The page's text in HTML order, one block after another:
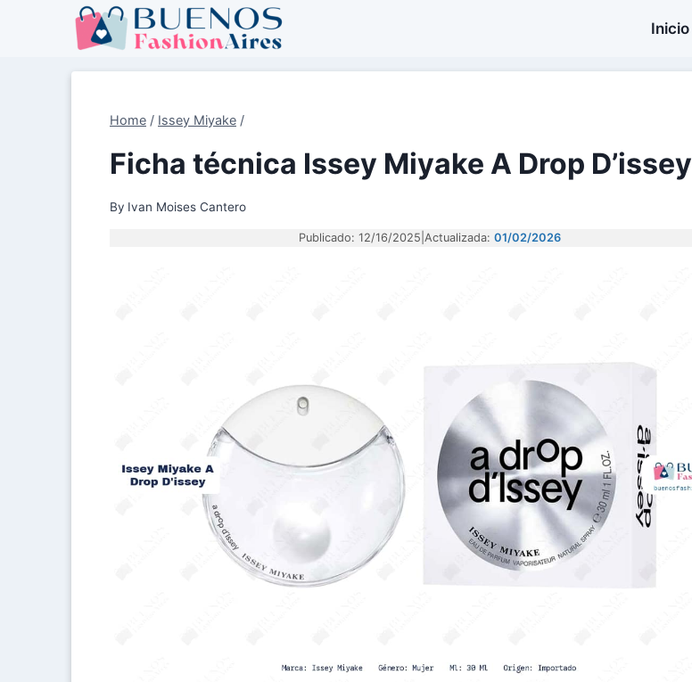
Inicio
Home / Issey Miyake /
Ficha técnica Issey Miyake A Drop D’issey
By Ivan Moises Cantero
Publicado: 12/16/2025 Actualizada: 01/02/2026